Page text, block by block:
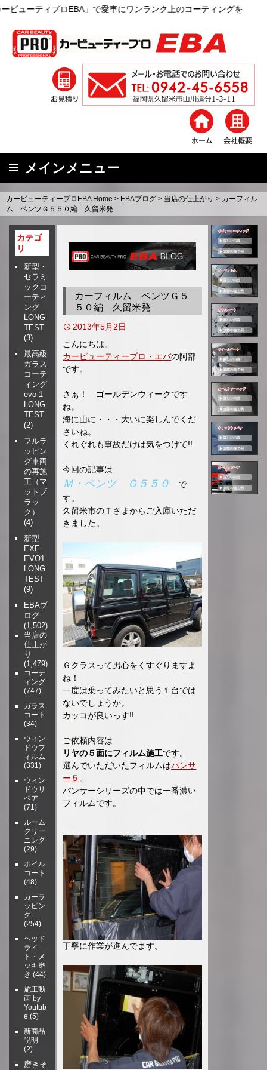
EBA」で愛車にワンランク上のコーティングを
メインメニュー
コ
ン
カービューティープロEBA Home > EBAブログ > 当店の仕上がり > カーフィル
ム ベンツＧ５５０編 久留米発
カーフィルム ベンツＧ５
５０編 久留米発
2013年5月2日
こんにちは。
カービューティープロ・エバの阿部
です。
さぁ！ ゴールデンウィークです
ね。
海に山に・・・大いに楽しんでくだ
さいね。
くれぐれも事故だけは気をつけて!!
今回の記事は
Ｍ・ベンツ Ｇ５５０
で
す。
久留米市のＴさまからご入庫いただ
きました。
Ｇクラスって男心をくすぐりますよ
ね！
一度は乗ってみたいと思う１台では
ないでしょうか。
カッコが良いっす!!
ご依頼内容は
リヤの５面にフィルム施工です。
選んでいただいたフィルムはパンサ
ー５ 。
パンサーシリーズの中では一番濃い
フィルムです。
丁寧に作業が進んでます。
カテゴ
リ
新型・
セラミ
ックコ
ーティ
ング
LONG
TEST
(3)
最高級
ガラス
コーテ
ィング
evo-1
LONG
TEST
(2)
フルラ
ッピン
グ車両
の再施
工（マ
ットブ
ラッ
ク）
(4)
新型
EXE
EVO1
LONG
TEST
(9)
EBAブ
ログ
(1,502)
当店の
仕上が
り
(1,479)
コーテ
ィング
(747)
ガラス
コート
(34)
ウィン
ドウフ
ィルム
(331)
ウィン
ドウリ
ペア
(71)
ルーム
クリー
ニング
(29)
ホイル
コート
(48)
カーラ
ッピン
グ
(254)
ヘッド
ライ
ト・メ
ッキ磨
き (44)
施工動
画 by
Youtub
e (5)
新商品
説明
(2)
磨きそ